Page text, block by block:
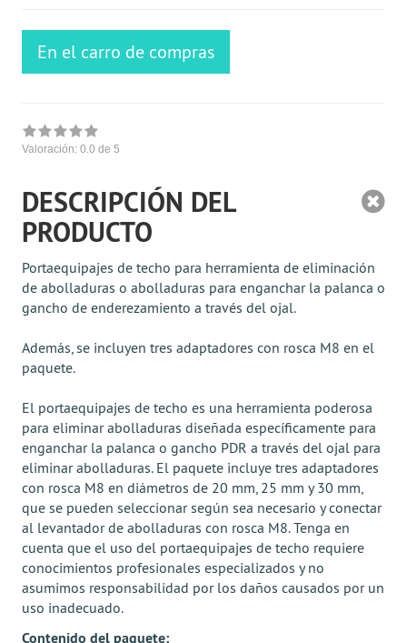
En el carro de compras
Valoración: 0.0 de 5
DESCRIPCIÓN DEL
PRODUCTO
Portaequipajes de techo para herramienta de eliminación
de abolladuras o abolladuras para enganchar la palanca o
gancho de enderezamiento a través del ojal.
Además, se incluyen tres adaptadores con rosca M8 en el
paquete.
El portaequipajes de techo es una herramienta poderosa
para eliminar abolladuras diseñada específicamente para
enganchar la palanca o gancho PDR a través del ojal para
eliminar abolladuras. El paquete incluye tres adaptadores
con rosca M8 en diámetros de 20 mm, 25 mm y 30 mm,
que se pueden seleccionar según sea necesario y conectar
al levantador de abolladuras con rosca M8. Tenga en
cuenta que el uso del portaequipajes de techo requiere
conocimientos profesionales especializados y no
asumimos responsabilidad por los daños causados ​​por un
uso inadecuado.
Contenido del paquete: